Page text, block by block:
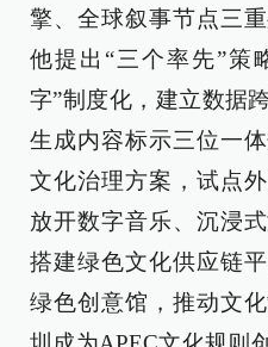
擎、全球叙事节点三
他提出“三个率先”策
字”制度化，建立数据
生成内容标示三位一
文化治理方案，试点
放开数字音乐、沉浸
搭建绿色文化供应链
绿色创意馆，推动文